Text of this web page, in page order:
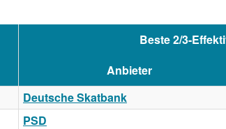
Beste 2/3-
Anbieter
Deutsche Skatbank
PSD